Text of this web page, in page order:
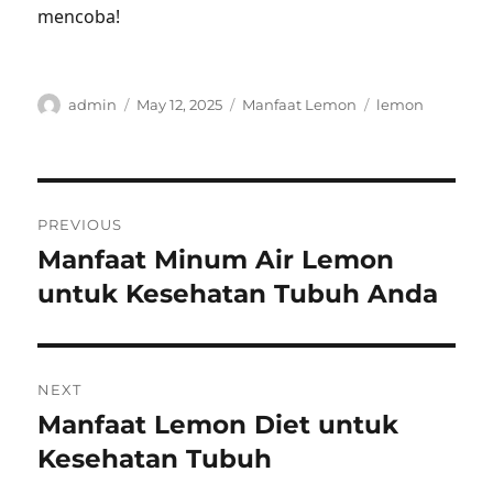
mencoba!
Author
admin
Posted
May 12, 2025 Categories
Manfaat Lemon Tags
lemon
navigation
PREVIOUS
Previous
post:
Manfaat Minum Air Lemon
untuk Kesehatan Tubuh Anda
NEXT
Next
post:
Manfaat Lemon Diet untuk
Kesehatan Tubuh